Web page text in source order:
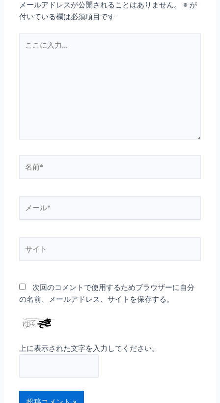
メールアドレスが公開されることはありません。 ※ が
付いている欄は必須項目です
こ
ー
*
次回のコメントで使用するためブラウザーに自分
の名前、メールアドレス、サイトを保存する。
上に表示された文字を入力してください。